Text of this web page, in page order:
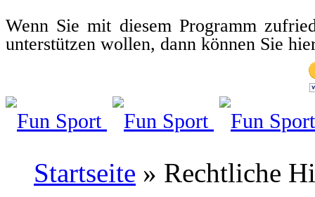
Wenn Sie mit diesem Programm
unterstützen wollen, dann können Sie
Startseite » Rechtliche